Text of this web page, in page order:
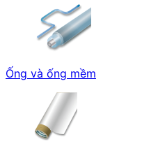
Ống và ống mềm